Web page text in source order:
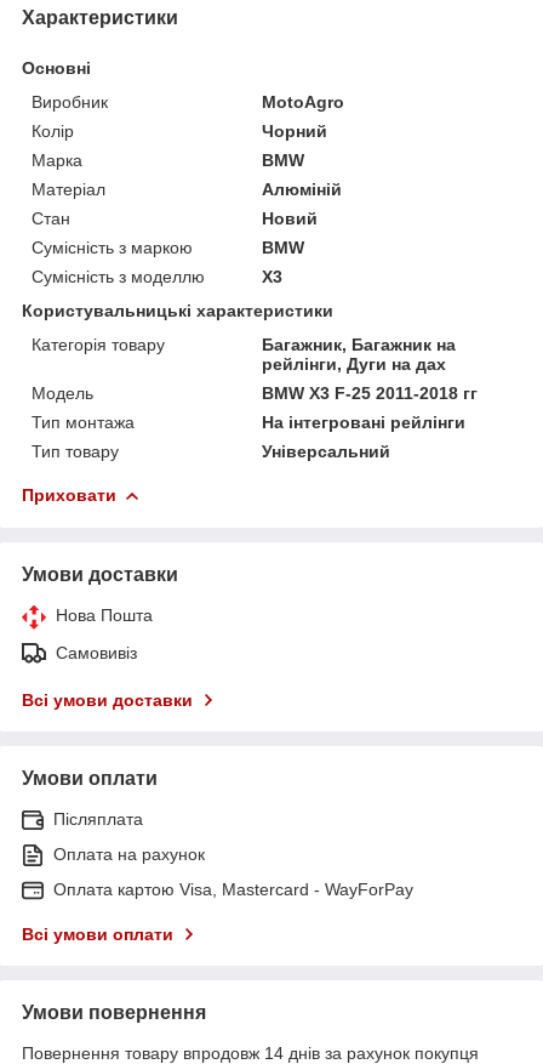
Характеристики
Основні
Виробник
MotoAgro
Колір
Чорний
Марка
BMW
Матеріал
Алюміній
Стан
Новий
Сумісність з маркою
BMW
Сумісність з моделлю
X3
Користувальницькі характеристики
Категорія товару
Багажник, Багажник на
рейлінги, Дуги на дах
Мoдель
BMW X3 F-25 2011-2018 гг
Тип монтажа
На інтегровані рейлінги
Тип товару
Універсальний
Приховати
Умови доставки
Нова Пошта
Самовивіз
Всі умови доставки
Умови оплати
Післяплата
Оплата на рахунок
Оплата картою Visa, Mastercard - WayForPay
Всі умови оплати
Умови повернення
Повернення товару впродовж 14 днів за рахунок покупця